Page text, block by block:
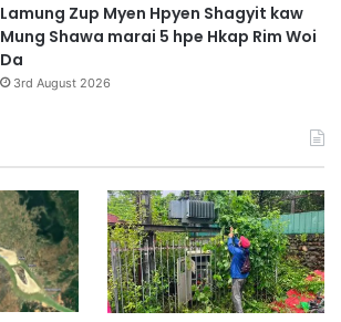
Lamung Zup Myen Hpyen Shagyit kaw
Mung Shawa marai 5 hpe Hkap Rim Woi
Da
3rd August 2026